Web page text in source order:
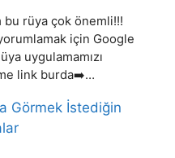
bu rüya çok önemli!!!
için Google
uygulamamızı
link burda➡️…
Görmek İstediğin